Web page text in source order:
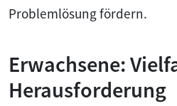
Problemlösung fördern.
Erwachsene:
Herausforderung